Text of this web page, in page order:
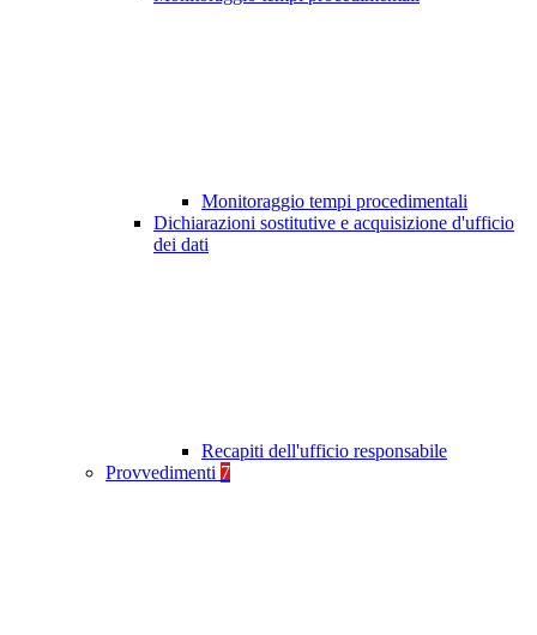
Monitoraggio tempi procedimentali
Dichiarazioni sostitutive e acquisizione d'ufficio
dei dati
Recapiti dell'ufficio responsabile
Provvedimenti 7